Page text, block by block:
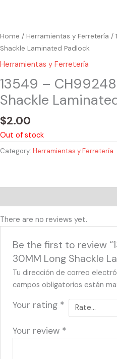
Home / Herramientas y Ferretería /
Shackle Laminated Padlock
Herramientas y Ferretería
13549 –
Shackle
$2.00
Out of stock
Category: Herramientas y Ferretería
There are no reviews yet.
Be the first to review
30MM Long Shackle
Tu dirección de correo
campos obligatorios están
Your rating *
Your review *